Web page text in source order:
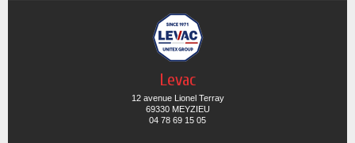
Levac
12 avenue Lionel Terray
69330 MEYZIEU
04 78 69 15 05